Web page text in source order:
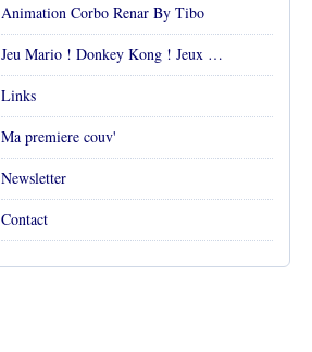
Animation Corbo Renar By Tibo
Jeu Mario ! Donkey Kong ! Jeux vidéos Rétro !
Links
Ma premiere couv'
Newsletter
Contact